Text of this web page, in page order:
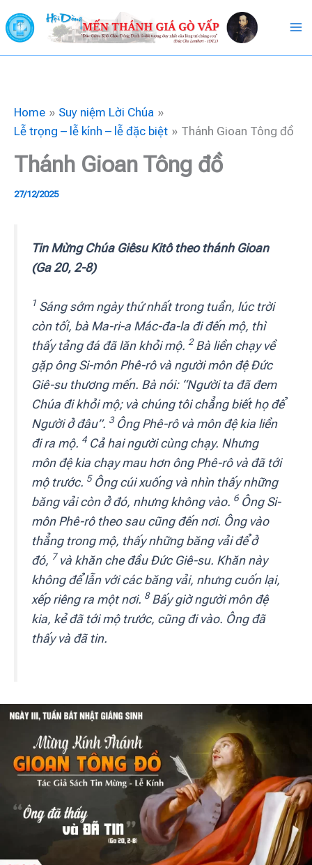
to
content
Home
Suy niệm Lời Chúa
Lễ trọng – lễ kính – lễ đặc biệt
Thánh Gioan Tông đồ
Thánh Gioan Tông đồ
27/12/2025
Tin Mừng Chúa Giêsu Kitô theo thánh Gioan
(Ga 20, 2-8)
1 Sáng sớm ngày thứ nhất trong tuần, lúc trời
còn tối, bà Ma-ri-a Mác-đa-la đi đến mộ, thì
thấy tảng đá đã lăn khỏi mộ. 2Bà liền chạy về
gặp ông Si-môn Phê-rô và người môn đệ Đức
Giê-su thương mến. Bà nói: “Người ta đã đem
Chúa đi khỏi mộ; và chúng tôi chẳng biết họ để
Người ở đâu”. 3Ông Phê-rô và môn đệ kia liền
đi ra mộ. 4Cả hai người cùng chạy. Nhưng
môn đệ kia chạy mau hơn ông Phê-rô và đã tới
mộ trước. 5Ông cúi xuống và nhìn thấy những
băng vải còn ở đó, nhưng không vào. 6Ông Si-
môn Phê-rô theo sau cũng đến nơi. Ông vào
thẳng trong mộ, thấy những băng vải để ở
đó, 7và khăn che đầu Đức Giê-su. Khăn này
không để lẫn với các băng vải, nhưng cuốn lại,
xếp riêng ra một nơi. 8Bấy giờ người môn đệ
kia, kẻ đã tới mộ trước, cũng đi vào. Ông đã
thấy và đã tin.